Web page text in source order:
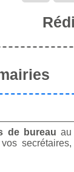
de bureau au
secrétaires,